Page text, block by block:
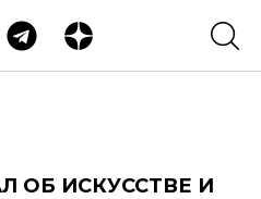
ОБ ИСКУССТВЕ И